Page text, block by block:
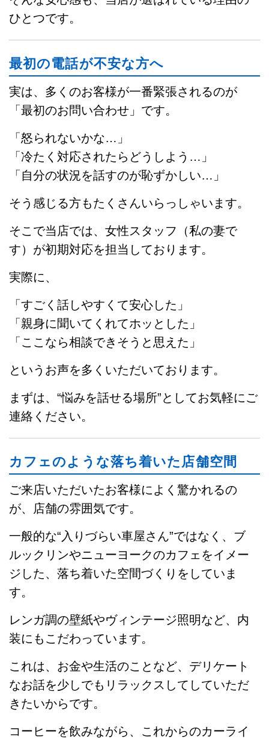
ひとつです。
最初の電話が不安な方へ
実は、多くのお客様が一番緊張されるのが
「最初のお問い合わせ」です。
「怒られないかな…」
「冷たく対応されたらどうしよう…」
「自分の状況を話すのが恥ずかしい…」
そう感じる方もたくさんいらっしゃいます。
そこで当店では、女性スタッフ（私の妻で
す）が初期対応を担当しております。
実際に、
「すごく話しやすくて安心した」
「親身に聞いてくれてホッとした」
「ここなら相談できそうと思えた」
というお声を多くいただいております。
まずは、“悩みを話せる場所”としてお気軽にご
連絡ください。
カフェのような落ち着いた店舗空間
ご来店いただいたお客様によく驚かれるの
が、店舗の雰囲気です。
一般的な“入りづらい車屋さん”ではなく、ブ
ルックリンやニューヨークのカフェをイメー
ジした、落ち着いた空間づくりをしていま
す。
レンガ調の壁紙やヴィンテージ照明など、内
装にもこだわっています。
これは、お金や生活のことなど、デリケート
なお話を少しでもリラックスしてしていただ
きたいからです。
コーヒーを飲みながら、これからのカーライ